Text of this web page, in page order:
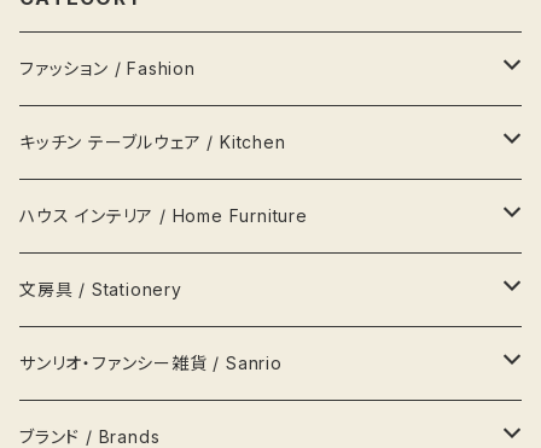
ファッション / Fashion
バッグ Bags
財布 Wallets
アクセサリー Jewellery
ハンカチ
ポーチ
キッチン テーブルウェア / Kitchen
器 Plates
瓶 Bottles
マグカップ MagCup
ビールジョッキ BeerMug
ハウス インテリア / Home Furniture
ランプ
収納 箪笥 棚
時計
文房具 / Stationery
缶
ペンケース
サンリオ・ファンシー雑貨 / Sanrio
キティ Kitty
ブランド / Brands